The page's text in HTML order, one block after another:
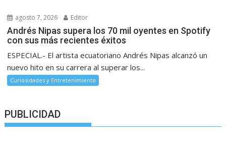
agosto 7, 2026 Editor
Andrés Nipas supera los 70 mil oyentes en Spotify
con sus más recientes éxitos
ESPECIAL.- El artista ecuatoriano Andrés Nipas alcanzó un
nuevo hito en su carrera al superar los...
Curiosidades y Entretenimiento
PUBLICIDAD